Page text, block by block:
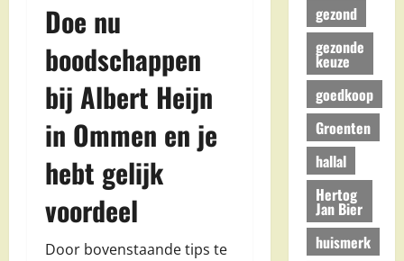
Doe nu
boodschappen
bij Albert Heijn
in Ommen en je
hebt gelijk
voordeel
Door bovenstaande tips te
gezond
gezonde
keuze
goedkoop
Groenten
hallal
Hertog
Jan Bier
huismerk